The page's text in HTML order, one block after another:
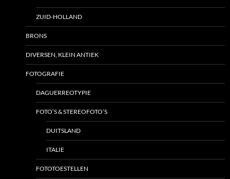
ZUID-HOLLAND
BRONS
DIVERSEN, KLEIN ANTIEK
FOTOGRAFIE
DAGUERREOTYPIE
FOTO’S & STEREOFOTO’S
DUITSLAND
ITALIE
FOTOTOESTELLEN